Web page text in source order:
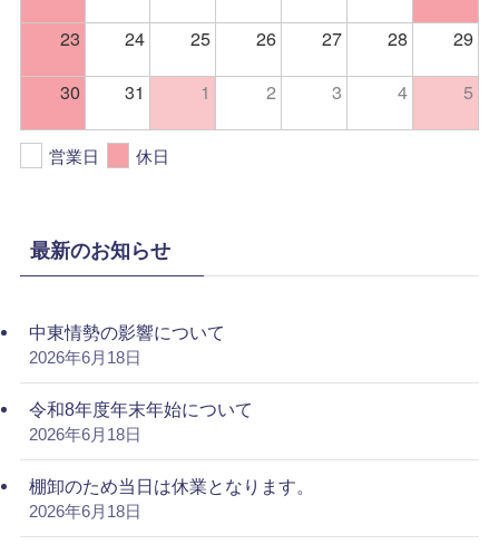
23
24 25 26 27 28
29
30
31 1 2 3 4 5
営業日 休日
最新のお知らせ
中東情勢の影響について
2026年6月18日
令和8年度年末年始について
2026年6月18日
棚卸のため当日は休業となります。
2026年6月18日